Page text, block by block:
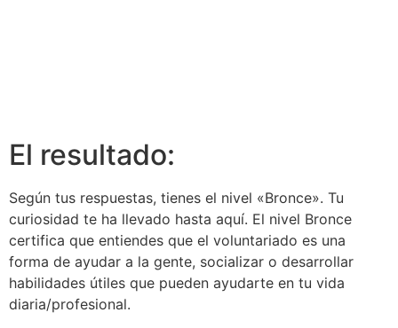
El resultado:
Según tus respuestas, tienes el nivel «Bronce». Tu
curiosidad te ha llevado hasta aquí. El nivel Bronce
certifica que entiendes que el voluntariado es una
forma de ayudar a la gente, socializar o desarrollar
habilidades útiles que pueden ayudarte en tu vida
diaria/profesional.